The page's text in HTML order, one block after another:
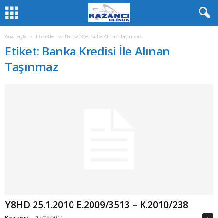
Ana Sayfa Etiketler Banka Kredisi İle Alınan Taşınmaz
Etiket: Banka Kredisi İle Alınan
Taşınmaz
Y8HD 25.1.2010 E.2009/3513 – K.2010/238